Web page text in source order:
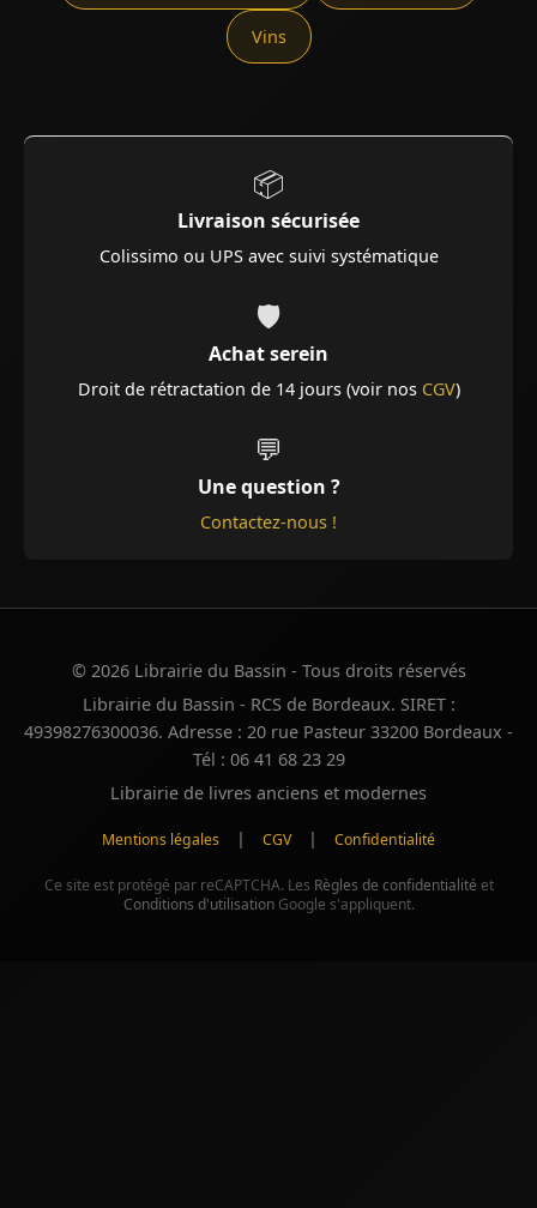
Vins
📦
Livraison sécurisée
Colissimo ou UPS avec suivi systématique
🛡️
Achat serein
Droit de rétractation de 14 jours (voir nos CGV)
💬
Une question ?
Contactez-nous !
© 2026 Librairie du Bassin - Tous droits réservés
Librairie du Bassin - RCS de Bordeaux. SIRET :
49398276300036. Adresse : 20 rue Pasteur 33200 Bordeaux -
Tél : 06 41 68 23 29
Librairie de livres anciens et modernes
Mentions légales | CGV | Confidentialité
Ce site est protégé par reCAPTCHA. Les Règles de confidentialité et
Conditions d'utilisationGoogle s'appliquent.